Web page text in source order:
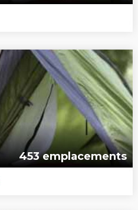
453 emplacements